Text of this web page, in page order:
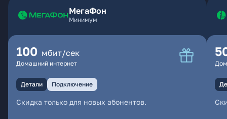
МегаФон
Минимум
100 мбит/сек
Домашний интернет
Детали Подключение
Скидка только для новых абонентов.